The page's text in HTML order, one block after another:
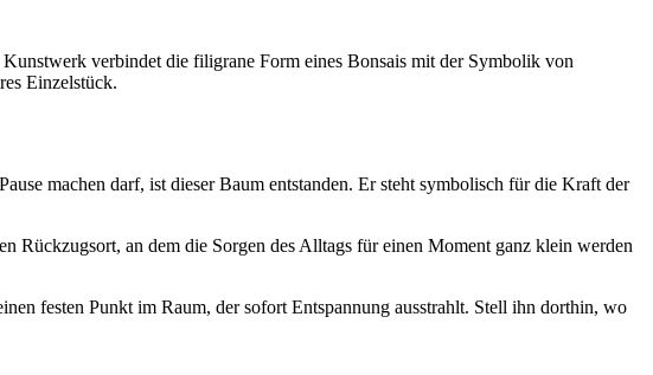
verbindet die filigrane Form eines Bonsais mit der Symbolik von
Einzelstück.
machen darf, ist dieser Baum entstanden. Er steht symbolisch für die Kraft der
Rückzugsort, an dem die Sorgen des Alltags für einen Moment ganz klein werden
festen Punkt im Raum, der sofort Entspannung ausstrahlt. Stell ihn dorthin, wo